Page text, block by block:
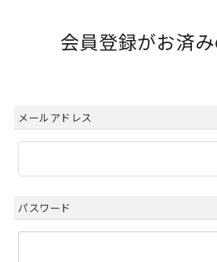
会員登録がお済
メールアドレス
パスワード